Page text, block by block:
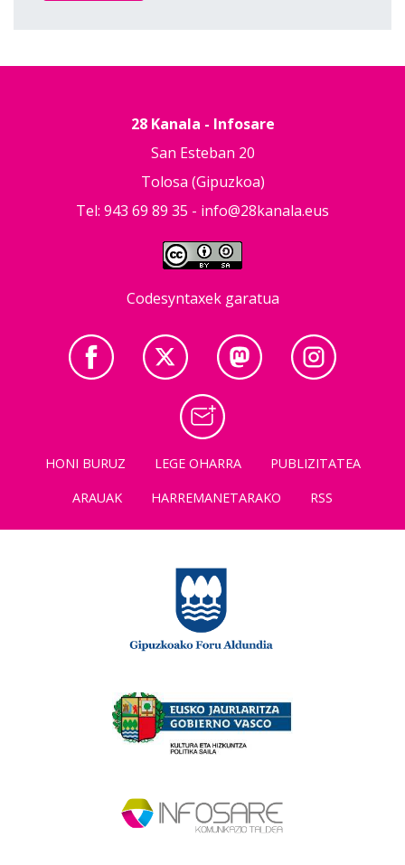
28 Kanala - Infosare
San Esteban 20
Tolosa (Gipuzkoa)
Tel: 943 69 89 35 - info@28kanala.eus
Codesyntaxek garatua
HONI BURUZ LEGE OHARRA
PUBLIZITATEA
ARAUAK
HARREMANETARAKO RSS